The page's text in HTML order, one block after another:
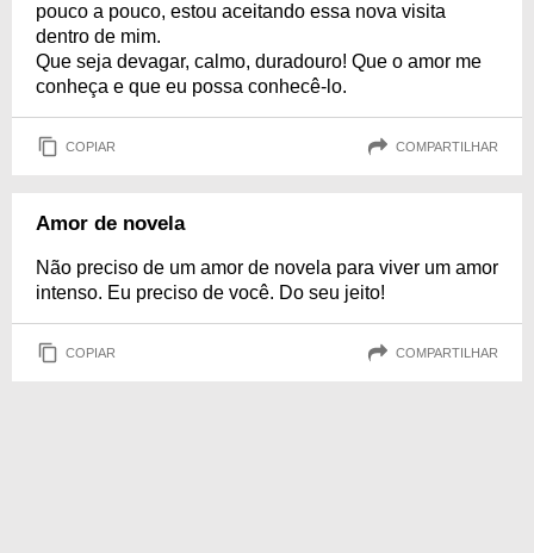
pouco a pouco, estou aceitando essa nova visita
dentro de mim.
Que seja devagar, calmo, duradouro! Que o amor me
conheça e que eu possa conhecê-lo.
COPIAR COMPARTILHAR
Amor de novela
Não preciso de um amor de novela para viver um amor
intenso. Eu preciso de você. Do seu jeito!
COPIAR COMPARTILHAR